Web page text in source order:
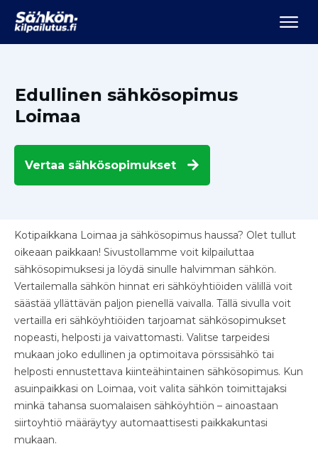
Edullinen sähkösopimus
Loimaa
Vertaa sähkösopimukset
Kotipaikkana Loimaa ja sähkösopimus haussa? Olet tullut
oikeaan paikkaan! Sivustollamme voit kilpailuttaa
sähkösopimuksesi ja löydä sinulle halvimman sähkön.
Vertailemalla sähkön hinnat eri sähköyhtiöiden välillä voit
säästää yllättävän paljon pienellä vaivalla. Tällä sivulla voit
vertailla eri sähköyhtiöiden tarjoamat sähkösopimukset
nopeasti, helposti ja vaivattomasti. Valitse tarpeidesi
mukaan joko edullinen ja optimoitava pörssisähkö tai
helposti ennustettava kiinteähintainen sähkösopimus. Kun
asuinpaikkasi on Loimaa, voit valita sähkön toimittajaksi
minkä tahansa suomalaisen sähköyhtiön – ainoastaan
siirtoyhtiö määräytyy automaattisesti paikkakuntasi
mukaan.